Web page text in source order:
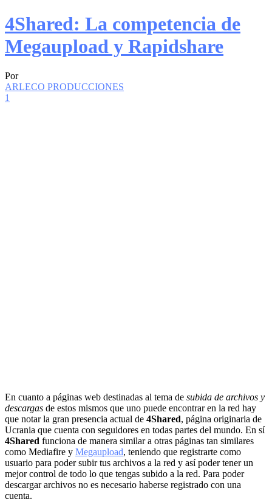
4Shared: La competencia de
Megaupload y Rapidshare
Por
ARLECO PRODUCCIONES
1
En cuanto a páginas web destinadas al tema de subida de archivos y
descargas de estos mismos que uno puede encontrar en la red hay
que notar la gran presencia actual de 4Shared, página originaria de
Ucrania que cuenta con seguidores en todas partes del mundo. En sí
4Shared funciona de manera similar a otras páginas tan similares
como Mediafire y Megaupload, teniendo que registrarte como
usuario para poder subir tus archivos a la red y así poder tener un
mejor control de todo lo que tengas subido a la red. Para poder
descargar archivos no es necesario haberse registrado con una
cuenta.